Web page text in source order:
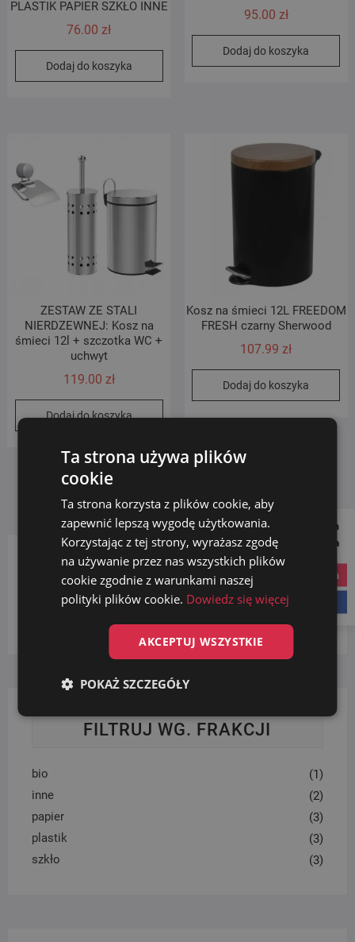
PLASTIK PAPIER SZKŁO INNE
76.00zł
Dodaj do koszyka
95.00 zł
Dodaj do koszyka
ZESTAW ZE STALI
NIERDZEWNEJ: Kosz na
śmieci 12l + szczotka WC +
uchwyt
119.00 zł
Dodaj do koszyka
Kosz na śmieci 12L FREEDOM
FRESH czarny Sherwood
107.99zł
Dodaj do koszyka
KATEGORIE PRODUKTÓW
Wybierz kategorię
FILTRUJ WG. FRAKCJI
bio
(1)
inne
(2)
papier
(3)
plastik
(3)
szkło
(3)
Follow us on
Social Media
instagram
Ta strona używa plików
cookie
Ta strona korzysta z plików cookie, aby
zapewnić lepszą wygodę użytkowania.
Korzystając z tej strony, wyrażasz zgodę
na używanie przez nas wszystkich plików
cookie zgodnie z warunkami naszej
polityki plików cookie. Dowiedz się więcej
AKCEPTUJ WSZYSTKIE
POKAŻ SZCZEGÓŁY